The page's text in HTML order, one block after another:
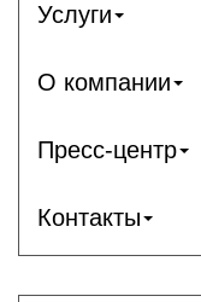
Услуги
О компании
Пресс-центр
Контакты